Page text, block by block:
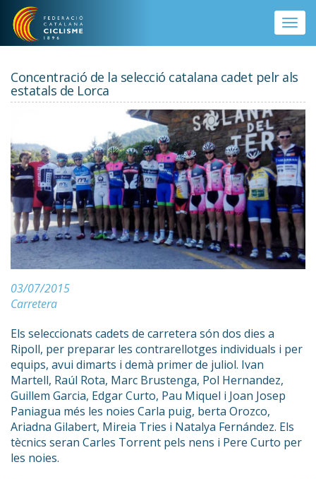
Vés al contingut
Toggle
Concentració de la selecció catalana cadet pelr als
estatals de Lorca
03/07/2015
Carretera
Els seleccionats cadets de carretera són dos dies a
Ripoll, per preparar les contrarellotges individuals i per
equips, avui dimarts i demà primer de juliol. Ivan
Martell, Raúl Rota, Marc Brustenga, Pol Hernandez,
Guillem Garcia, Edgar Curto, Pau Miquel i Joan Josep
Paniagua més les noies Carla puig, berta Orozco,
Ariadna Gilabert, Mireia Tries i Natalya Fernández. Els
tècnics seran Carles Torrent pels nens i Pere Curto per
les noies.